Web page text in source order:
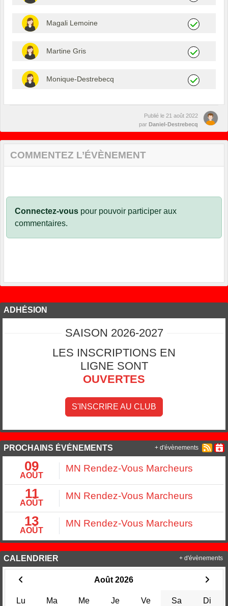
Magali Lemoine
Martine Gris
Monique-Destrebecq
Publié le 21 août 2022
par Daniel-Destrebecq
COMMENTEZ L’ÉVÈNEMENT
Connectez-vous pour pouvoir participer aux
commentaires.
ADHÉSION
SAISON 2026-2027
LES INSCRIPTIONS EN
LIGNE SONT
OUVERTES
S'INSCRIRE AU CLUB
PROCHAINS ÉVÉNEMENTS
09
AOÛT
MN Rendez-Vous Marcheurs
11
AOÛT
MN Rendez-Vous Marcheurs
13
AOÛT
MN Rendez-Vous Marcheurs
+ d'évènements
CALENDRIER
Août 2026
Lu Ma Me Je Ve Sa Di
+ d'évènements